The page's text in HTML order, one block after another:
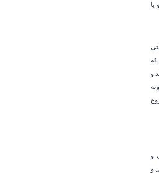
یا
که
و
و
و